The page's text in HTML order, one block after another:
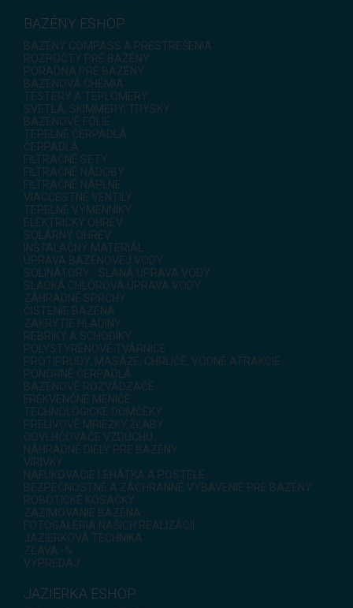
BAZÉNY ESHOP
BAZÉNY COMPASS A PRESTREŠENIA
ROZPOČTY PRE BAZÉNY
PORADŇA PRE BAZÉNY
BAZÉNOVÁ CHÉMIA
TESTERY A TEPLOMERY
SVETLÁ, SKIMMERY, TRYSKY
BAZÉNOVÉ FÓLIE
TEPELNÉ ČERPADLÁ
ČERPADLÁ
FILTRAČNÉ SETY
FILTRAČNÉ NÁDOBY
FILTRAČNÉ NÁPLNE
VIACCESTNÉ VENTILY
TEPELNÉ VÝMENNÍKY
ELEKTRICKÝ OHREV
SOLÁRNY OHREV
INŠTALAČNÝ MATERIÁL
ÚPRAVA BAZÉNOVEJ VODY
SOLINÁTORY - SLANÁ ÚPRAVA VODY
SLADKÁ CHLÓROVÁ ÚPRAVA VODY
ZÁHRADNÉ SPRCHY
ČISTENIE BAZÉNA
ZAKRYTIE HLADINY
REBRÍKY A SCHODÍKY
POLYSTYRÉNOVÉ TVÁRNICE
PROTIPRÚDY, MASÁŽE, CHRLIČE, VODNÉ ATRAKCIE
PONORNÉ ČERPADLÁ
BAZÉNOVÉ ROZVÁDZAČE
FREKVENČNÉ MENIČE
TECHNOLOGICKÉ DOMČEKY
PRELIVOVÉ MRIEŽKY,ŽĽABY
ODVLHČOVAČE VZDUCHU
NÁHRADNÉ DIELY PRE BAZÉNY
VÍRIVKY
NAFUKOVACIE LEHÁTKA A POSTELE
BEZPEČNOSTNÉ A ZÁCHRANNÉ VYBAVENIE PRE BAZÉNY
ROBOTICKÉ KOSAČKY
ZAZIMOVANIE BAZÉNA
FOTOGALÉRIA NAŠICH REALIZÁCIÍ
JAZIERKOVÁ TECHNIKA
ZĽAVA -%
VÝPREDAJ
JAZIERKA ESHOP